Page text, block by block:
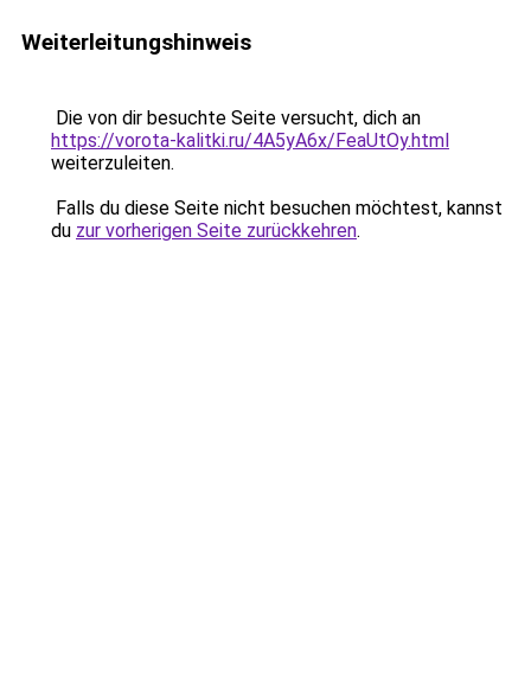
Weiterleitungshinweis
Die von dir besuchte Seite versucht, dich an
https://vorota-kalitki.ru/4A5yA6x/FeaUtOy.html
weiterzuleiten.
Falls du diese Seite nicht besuchen möchtest, kannst
du zur vorherigen Seite zurückkehren.